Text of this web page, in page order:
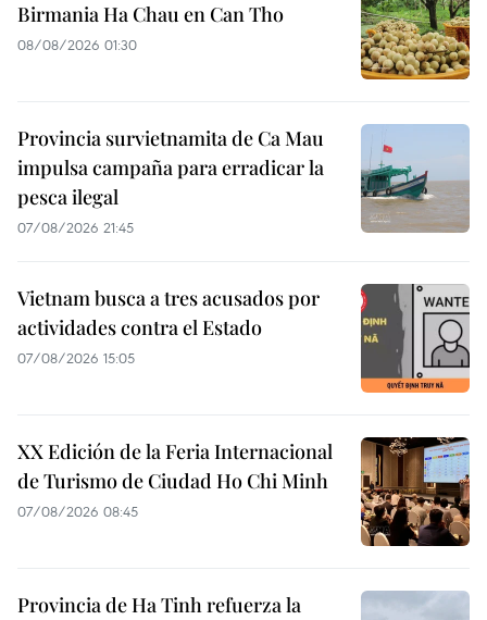
Birmania Ha Chau en Can Tho
08/08/2026 01:30
Provincia survietnamita de Ca Mau
impulsa campaña para erradicar la
pesca ilegal
07/08/2026 21:45
Vietnam busca a tres acusados por
actividades contra el Estado
07/08/2026 15:05
XX Edición de la Feria Internacional
de Turismo de Ciudad Ho Chi Minh
07/08/2026 08:45
Provincia de Ha Tinh refuerza la